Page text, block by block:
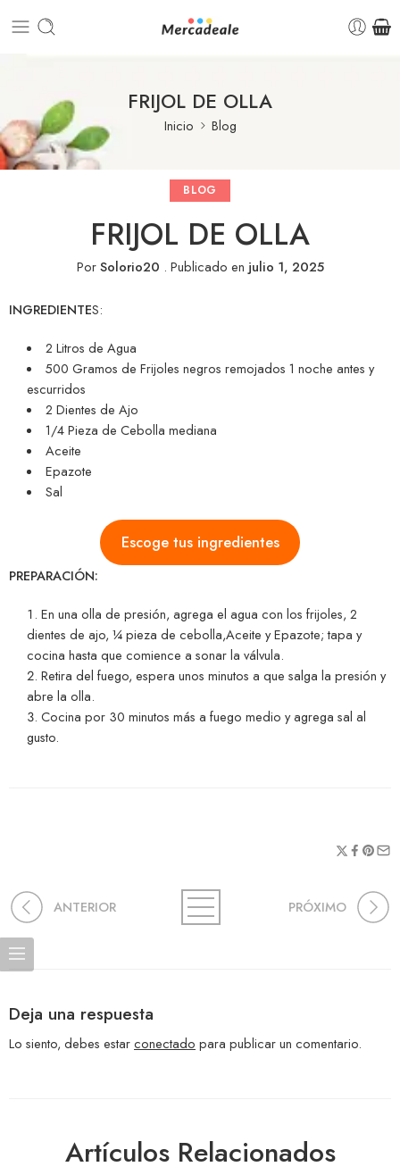
FRIJOL DE OLLA
Inicio Blog
BLOG
FRIJOL DE OLLA
PorSolorio20 . Publicado en julio 1, 2025
INGREDIENTES:
2 Litros de Agua
500 Gramos de Frijoles negros remojados 1 noche antes y
escurridos
2 Dientes de Ajo
1/4 Pieza de Cebolla mediana
Aceite
Epazote
Sal
Escoge tus ingredientes
PREPARACIÓN:
En una olla de presión, agrega el agua con los frijoles, 2
dientes de ajo, ¼ pieza de cebolla,Aceite y Epazote; tapa y
cocina hasta que comience a sonar la válvula.
Retira del fuego, espera unos minutos a que salga la presión y
abre la olla.
Cocina por 30 minutos más a fuego medio y agrega sal al
gusto.
ANTERIOR PRÓXIMO
Deja una respuesta
Lo siento, debes estarconectado para publicar un comentario.
Artículos Relacionados